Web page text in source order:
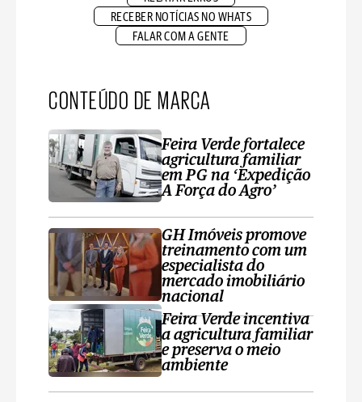
RECEBER NOTÍCIAS NO WHATS
FALAR COM A GENTE
CONTEÚDO DE MARCA
Feira Verde fortalece
agricultura familiar
em PG na ‘Expedição
A Força do Agro’
GH Imóveis promove
treinamento com um
especialista do
mercado imobiliário
nacional
Feira Verde incentiva
a agricultura familiar
e preserva o meio
ambiente